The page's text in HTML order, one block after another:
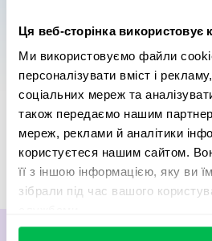
Ця веб-сторінка використовує
Ми використовуємо файли
персоналізувати вміст і
соціальних мереж та
також передаємо нашим
мереж, реклами й аналітики
користуєтеся нашим сайтом.
її з іншою інформацією, яку ви
зібрали під час вашого
його у вимірюваний фінансовий
порівнюємо витрати часу на
інвестицією у PeopleForce, щоб
різницю.
Це відображає, як фокус
адміністративної роботи на
розвиток співробітників,
зміцнення організаційної